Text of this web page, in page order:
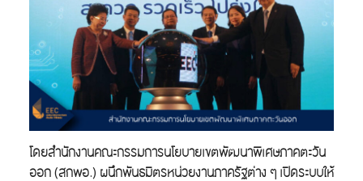
โดยสำนักงานคณะกรรมการนโยบายเขตพัฒนาพิเศษภาคตะวัน
ออก (สกพอ.) ผนึกพันธมิตรหน่วยงานภาครัฐต่าง ๆ เปิดระบบให้